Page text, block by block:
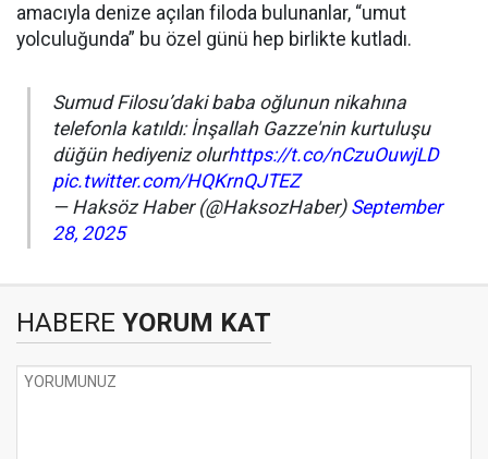
amacıyla denize açılan filoda bulunanlar, “umut
yolculuğunda” bu özel günü hep birlikte kutladı.
Sumud Filosu’daki baba oğlunun nikahına
telefonla katıldı: İnşallah Gazze'nin kurtuluşu
düğün hediyeniz olurhttps://t.co/nCzuOuwjLD
pic.twitter.com/HQKrnQJTEZ
— Haksöz Haber (@HaksozHaber) September
28, 2025
HABERE YORUM KAT